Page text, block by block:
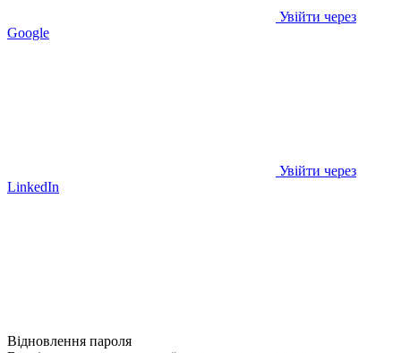
Увійти через
Google
Увійти через
LinkedIn
Відновлення пароля